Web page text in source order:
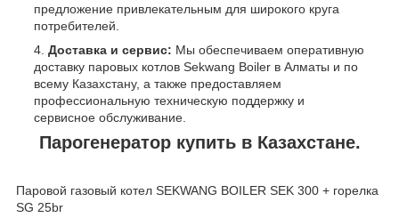
предложение привлекательным для широкого круга
потребителей.
Доставка и сервис: Мы обеспечиваем оперативную
доставку паровых котлов Sekwang Boiler в Алматы и по
всему Казахстану, а также предоставляем
профессиональную техническую поддержку и
сервисное обслуживание.
Парогенератор купить в Казахстане.
Паровой газовый котел SEKWANG BOILER SEK 300 + горелка
SG 25br